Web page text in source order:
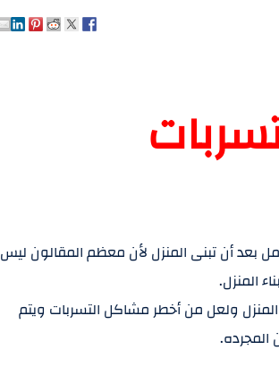
بعد أن تبنى المنزل لأن معظم المقالون ليس
المنزل.
ولعل من أخطر مشاكل التسربات ويتم
المجرده.